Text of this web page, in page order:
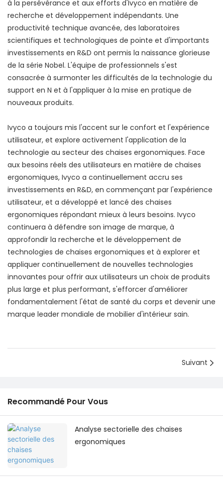
à la persévérance et aux efforts d'Ivyco en matière de
recherche et développement indépendants. Une
productivité technique avancée, des laboratoires
scientifiques et technologiques de pointe et d'importants
investissements en R&D ont permis la naissance glorieuse
de la série Nobel. L'équipe de professionnels s'est
consacrée à surmonter les difficultés de la technologie du
support en N et à l'appliquer à la mise en pratique de
nouveaux produits.
Ivyco a toujours mis l'accent sur le confort et l'expérience
utilisateur, et explore activement l'application de la
technologie au secteur des chaises ergonomiques. Face
aux besoins réels des utilisateurs en matière de chaises
ergonomiques, Ivyco a continuellement accru ses
investissements en R&D, en commençant par l'expérience
utilisateur, et a développé et lancé des chaises
ergonomiques répondant mieux à leurs besoins. Ivyco
continuera à défendre son image de marque, à
approfondir la recherche et le développement de
technologies de chaises ergonomiques et à explorer et
appliquer continuellement de nouvelles technologies
innovantes pour offrir aux utilisateurs un choix de produits
plus large et plus performant, s'efforcer d'améliorer
fondamentalement l'état de santé du corps et devenir une
marque leader mondiale de mobilier d'intérieur sain.
Suivant
Recommandé Pour Vous
Analyse sectorielle des chaises
ergonomiques